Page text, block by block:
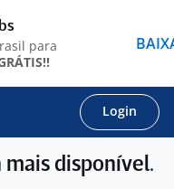
Login
mais disponível.
para